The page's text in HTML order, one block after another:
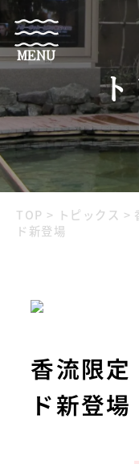
MENU
TOP > トピックス >
ド新登場
香流限定
ド新登場